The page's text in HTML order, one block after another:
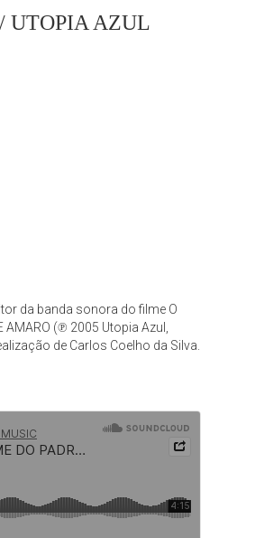
UTOPIA AZUL
da banda sonora do filme O
AMARO (℗ 2005 Utopia Azul,
de Carlos Coelho da Silva.